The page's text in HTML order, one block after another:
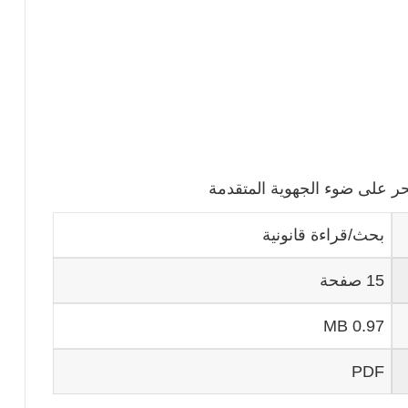
على ضوء الجهوية المتقدمة
بحث/قراءة قانونية
15 صفحة
0.97 MB
PDF